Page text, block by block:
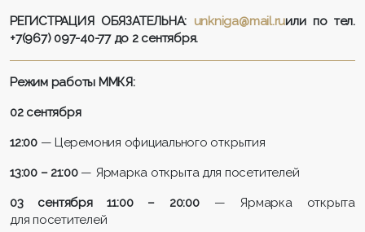
РЕГИСТРАЦИЯ ОБЯЗАТЕЛЬНА: unkniga@mail.ruили по тел.
+7(967) 097-40-77 до 2 сентября.
Режим работы ММКЯ:
02 сентября
12:00— Церемония официального открытия
13:00 – 21:00— Ярмарка открыта для посетителей
03 сентября 11:00 – 20:00— Ярмарка открыта
для посетителей